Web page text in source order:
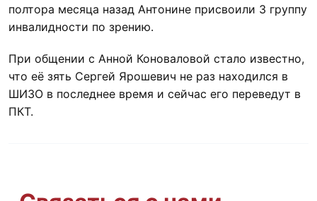
полтора месяца назад Антонине присвоили 3 группу
инвалидности по зрению.
При общении с Анной Коноваловой стало известно,
что её зять Сергей Ярошевич не раз находился в
ШИЗО в последнее время и сейчас его переведут в
ПКТ.